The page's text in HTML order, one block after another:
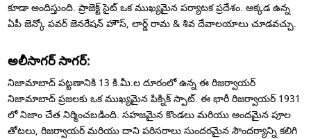
కూడా అందిస్తుంది. ప్రాజెక్ట్ సైట్ ఒక ముఖ్యమైన పర్యాటక ప్రదేశం. అక్కడ ఉన్న
ఏపీ జెన్కో పవర్ జెనరేషన్ హౌస్, లార్డ్ రామ & శివ దేవాలయాలు చూడవచ్చు.
అలీసాగర్ సాగర్:
నిజామాబాద్ పట్టణానికి 13 కి.మీ.ల దూరంలో ఉన్న ఈ రిజర్వాయర్
నిజామాబాద్ ప్రజలకు ఒక ముఖ్యమైన పిక్నిక్ స్పాట్. ఈ భారీ రిజర్వాయర్ 1931
లో నిజాం చేత నిర్మించబడింది. సహజమైన కొండలు మరియు అందమైన పూల
తోటలు, రిజర్వాయర్ మరియు దాని పరిసరాలు సుందరమైన సౌందర్యాన్ని కలిగి